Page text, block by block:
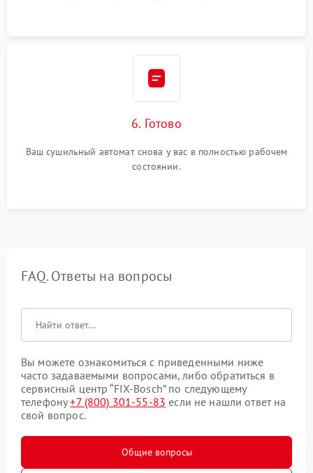
6. Готово
Ваш сушильный автомат снова у вас в полностью рабочем
состоянии.
FAQ. Ответы на вопросы
Вы можете ознакомиться с приведенными ниже
часто задаваемыми вопросами, либо обратиться в
сервисный центр “FIX-Bosch” по следующему
телефону+7 (800) 301-55-83 если не нашли ответ на
свой вопрос.
Общие вопросы